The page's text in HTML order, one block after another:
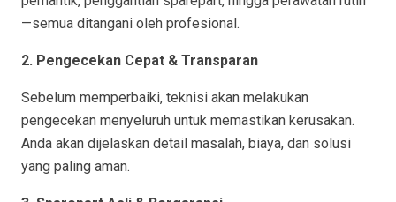
—semua ditangani oleh profesional.
2. Pengecekan Cepat & Transparan
Sebelum memperbaiki, teknisi akan melakukan
pengecekan menyeluruh untuk memastikan kerusakan.
Anda akan dijelaskan detail masalah, biaya, dan solusi
yang paling aman.